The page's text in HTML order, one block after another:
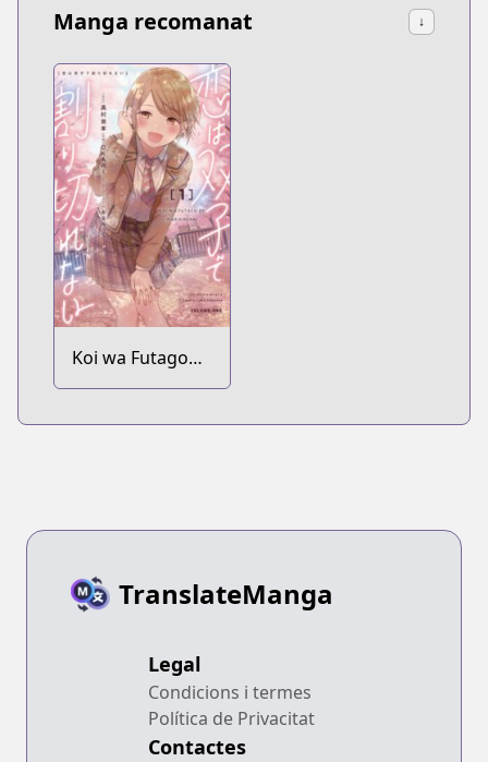
Manga recomanat ↓
Koi wa Futago
de Warikirenai
TranslateManga
Legal
Condicions i termes
Política de Privacitat
Contactes